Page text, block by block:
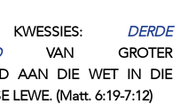
DERDE
VAN GROTER
AAN DIE WET IN DIE
LEWE. (Matt. 6:19-7:12)